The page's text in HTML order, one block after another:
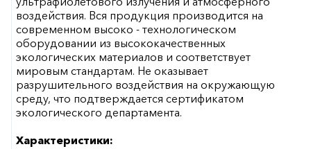
воздействия. Вся продукция производится на
современном высоко - технологическом
оборудовании из высококачественных
экологических материалов и соответствует
мировым стандартам. Не оказывает
разрушительного воздействия на окружающую
среду, что подтверждается сертификатом
экологического департамента.
Характеристики: